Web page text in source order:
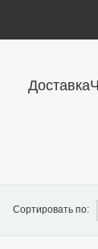
Доставка
Сортировать по: